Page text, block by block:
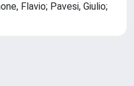
Flavio; Pavesi, Giulio;